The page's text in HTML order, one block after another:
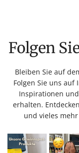
Folgen
Bleiben Sie auf
Folgen Sie uns
Inspirationen
erhalten.
und vieles